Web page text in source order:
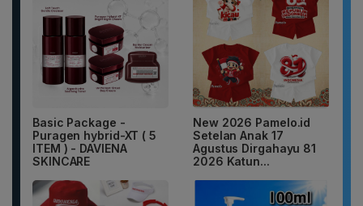
Basic Package -
Puragen hybrid-XT ( 5
ITEM ) - DAVIENA
SKINCARE
New 2026 Pamelo.id
Setelan Anak 17
Agustus Dirgahayu 81
2026 Katun...